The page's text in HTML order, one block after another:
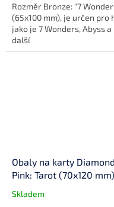
Rozměr Bronze: "7
(65x100 mm), je určen pro
jako je 7 Wonders, Abyss a
další
Obaly na karty Diamond
Pink: Tarot (70x120 mm)
Skladem